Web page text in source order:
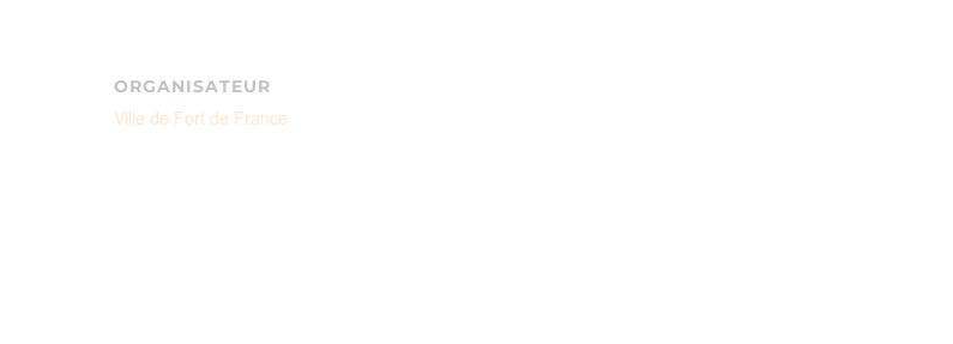
ORGANISATEUR
Ville de Fort de France